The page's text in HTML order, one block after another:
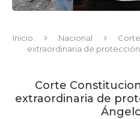
Inicio Nacional
extraordinaria de
Corte
extraordinaria de